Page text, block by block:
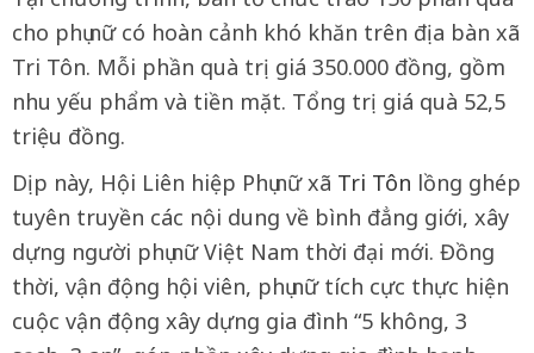
cho phụ nữ có hoàn cảnh khó khăn trên địa bàn xã
Tri Tôn. Mỗi phần quà trị giá 350.000 đồng, gồm
nhu yếu phẩm và tiền mặt. Tổng trị giá quà 52,5
triệu đồng.
Dịp này, Hội Liên hiệp Phụ nữ xã Tri Tôn lồng ghép
tuyên truyền các nội dung về bình đẳng giới, xây
dựng người phụ nữ Việt Nam thời đại mới. Đồng
thời, vận động hội viên, phụ nữ tích cực thực hiện
cuộc vận động xây dựng gia đình “5 không, 3